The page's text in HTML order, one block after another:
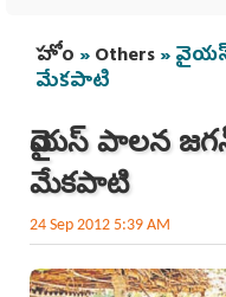
You are here
హోం »Others»
మేకపాటి
వైయస్ పాలన
మేకపాటి
24 Sep 2012 5:39 AM